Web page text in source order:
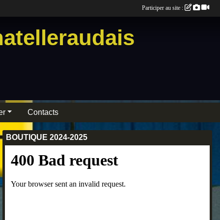
Contacts
BOUTIQUE 2024-2025
Participer au site :